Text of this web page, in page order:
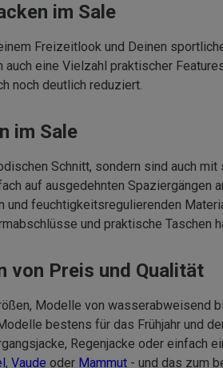
im Sale
Freizeitlook und Deinen
eine Vielzahl praktischer
noch deutlich reduziert.
im Sale
Schnitt, sondern sind auch
auf ausgedehnten Spaziergängen
feuchtigkeitsregulierenden
und praktische
von Preis und Qualität
Modelle von wasserabweisend
bestens für das Frühjahr und
Regenjacke oder einfach
, Vaude oder Mammut - und das zum